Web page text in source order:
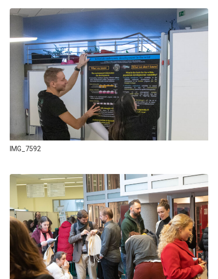
IMG_7592